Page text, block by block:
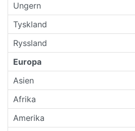
Ungern
Tyskland
Ryssland
Europa
Asien
Afrika
Amerika